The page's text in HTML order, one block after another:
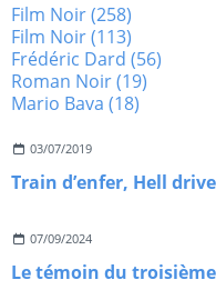
03/07/2019
Train d’enfer, Hell
07/09/2024
Film Noir(258)
Film Noir(113)
Frédéric Dard (56)
Roman Noir(19)
Mario Bava (18)